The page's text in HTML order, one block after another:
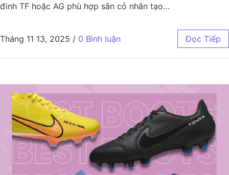
đinh TF hoặc AG phù hợp sân cỏ nhân tạo…
Tháng 11 13, 2025 / 0 Bình luận Đọc Tiếp